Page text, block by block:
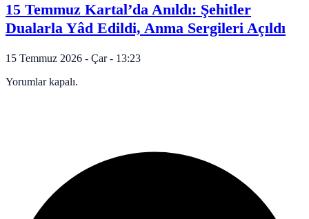
15 Temmuz Kartal’da Anıldı: Şehitler
Dualarla Yâd Edildi, Anma Sergileri Açıldı
15 Temmuz 2026 - Çar - 13:23
Yorumlar kapalı.